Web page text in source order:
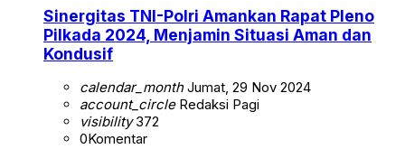
Sinergitas TNI-Polri Amankan Rapat Pleno
Pilkada 2024, Menjamin Situasi Aman dan
Kondusif
calendar_monthJumat, 29 Nov 2024
account_circleRedaksi Pagi
visibility372
0Komentar